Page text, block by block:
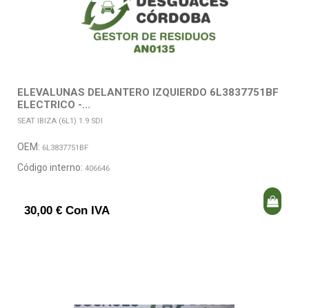
ELEVALUNAS DELANTERO IZQUIERDO 6L3837751BF
ELECTRICO -...
SEAT IBIZA (6L1) 1.9 SDI
OEM: 6L3837751BF
Código interno: 406646
30,00 € Con IVA